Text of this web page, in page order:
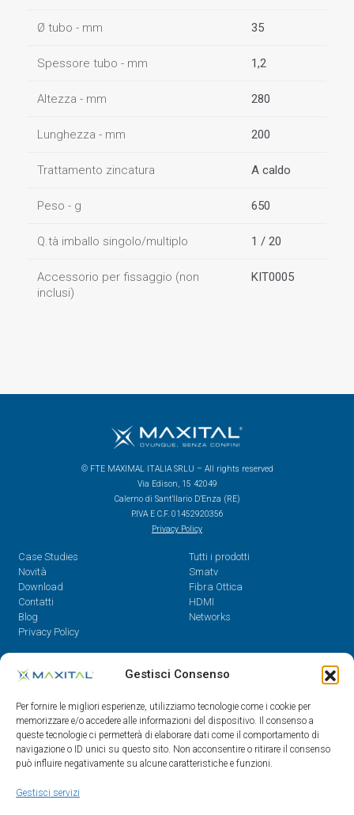
Gestisci Consenso
Per fornire le migliori esperienze, utilizziamo tecnologie come i cookie per
memorizzare e/o accedere alle informazioni del dispositivo. Il consenso a
queste tecnologie ci permetterà di elaborare dati come il comportamento di
navigazione o ID unici su questo sito. Non acconsentire o ritirare il consenso
può influire negativamente su alcune caratteristiche e funzioni.
Gestisci servizi
Ø tubo - mm 35
Spessore tubo - mm 1,2
Altezza - mm 280
Lunghezza - mm 200
Trattamento zincatura A caldo
Peso - g 650
Q.tà imballo singolo/multiplo 1 / 20
Accessorio per fissaggio (non
inclusi)
KIT0005
© FTE MAXIMAL ITALIA SRLU – All rights reserved
Via Edison, 15 42049
Calerno di Sant’Ilario D’Enza (RE)
P.IVA E C.F. 01452920356
Privacy Policy
Case Studies
Novità
Download
Contatti
Blog
Privacy Policy
Tutti i prodotti
Smatv
Fibra Ottica
HDMI
Networks
Contatti
08.30 - 12.30 / 14 - 18
0522/909701
0522/909748